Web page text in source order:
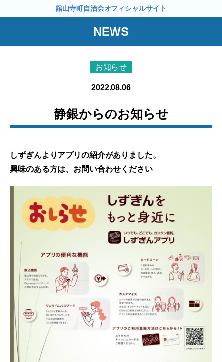
舘山寺町自治会オフィシャルサイト
NEWS
お知らせ
2022.08.06
静銀からのお知らせ
しずぎんよりアプリの紹介がありました。
興味のある方は、お問い合わせください